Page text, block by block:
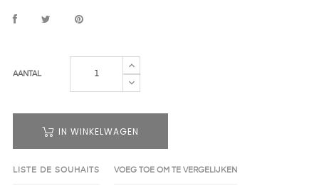
AANTAL
IN WINKELWAGEN
LISTE DE SOUHAITS VOEG TOE OM TE VERGELIJKEN